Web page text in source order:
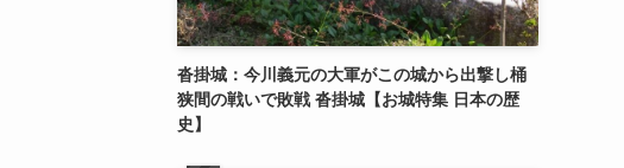
沓掛城：今川義元の大軍がこの城から出撃し桶
狭間の戦いで敗戦 沓掛城【お城特集 日本の歴
史】